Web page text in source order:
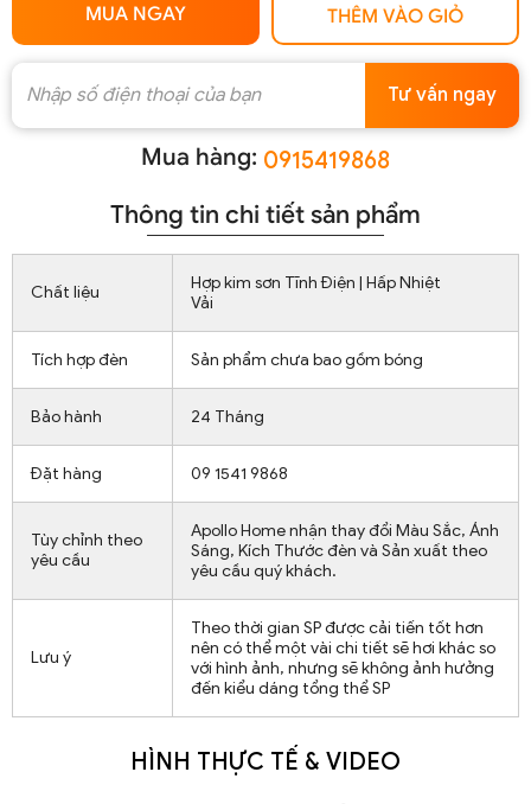
MUA NGAY THÊM VÀO GIỎ
Tư vấn ngay
Mua hàng: 0915419868
Thông tin chi tiết sản phẩm
Chất liệu
Hợp kim sơn Tĩnh Điện | Hấp Nhiệt
Vải
Tích hợp đèn Sản phẩm chưa bao gồm bóng
Bảo hành 24 Tháng
Đặt hàng 09 1541 9868
Tùy chỉnh theo
yêu cầu
Apollo Home nhận thay đổi Màu Sắc, Ánh
Sáng, Kích Thước đèn và Sản xuất theo
yêu cầu quý khách.
Lưu ý
Theo thời gian SP được cải tiến tốt hơn
nên có thể một vài chi tiết sẽ hơi khác so
với hình ảnh, nhưng sẽ không ảnh hưởng
đến kiểu dáng tổng thể SP
HÌNH THỰC TẾ & VIDEO